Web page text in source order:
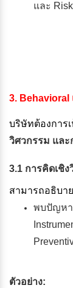
และ
3. Behavioral
บริษัทต้องการ
วิศวกรรม และ
3.1 การคิดเชิ
สามารถอธิบาย
พบปัญหา
ตัวอย่าง: